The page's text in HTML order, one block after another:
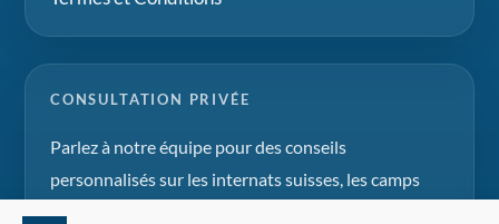
CONSULTATION PRIVÉE
Parlez à notre équipe pour des conseils
personnalisés sur les internats suisses, les camps
d'été et les projets d'éducation familiale.